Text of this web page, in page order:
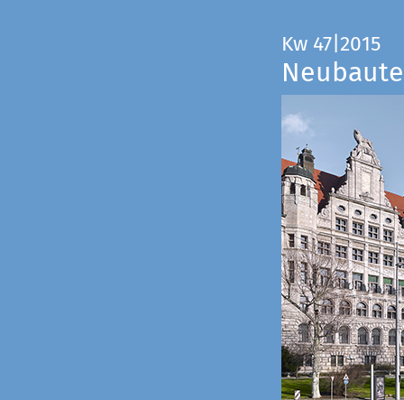
Kw 47|2015